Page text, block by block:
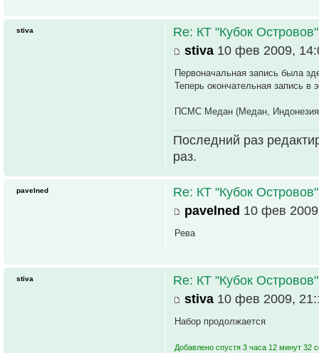
Re: КТ "Кубок
stiva 10 фев 2009,
Первоначальная запись была
Теперь окончательная запись в
ПСМС Медан (Медан,
Последний раз
раз.
stiva
Re: КТ "Кубок
pavelned 10 фев
Рева
pavelned
Re: КТ "Кубок
stiva 10 фев 2009,
Набор продолжается
Добавлено спустя 3 часа 12 минут 32
stiva